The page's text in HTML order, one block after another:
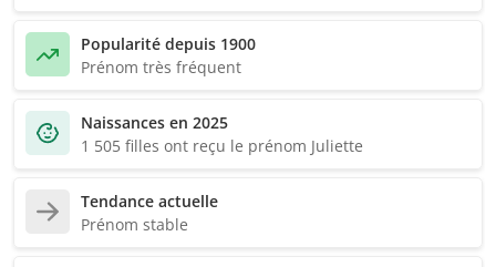
Popularité depuis 1900
Prénom très fréquent
Naissances en 2025
1 505 filles ont reçu le prénom Juliette
Tendance actuelle
Prénom stable